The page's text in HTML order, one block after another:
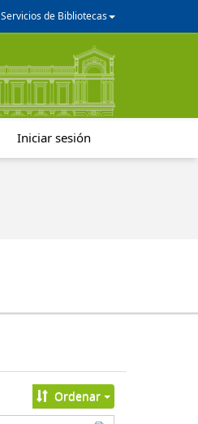
Servicios de Bibliotecas
Iniciar sesión
Ordenar